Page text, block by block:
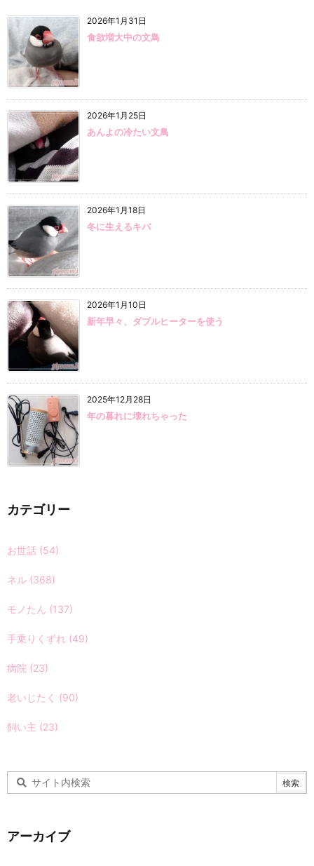
2026年1月31日
食欲増大中の文鳥
2026年1月25日
あんよの冷たい文鳥
2026年1月18日
冬に生えるキバ
2026年1月10日
新年早々、ダブルヒーターを使う
2025年12月28日
年の暮れに壊れちゃった
カテゴリー
お世話 (54)
ネル (368)
モノたん (137)
手乗りくずれ (49)
病院 (23)
老いじたく (90)
飼い主 (23)
アーカイブ